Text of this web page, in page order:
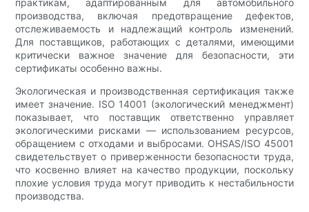
практикам, адаптированным для автомобильного
производства, включая предотвращение дефектов,
отслеживаемость и надлежащий контроль изменений.
Для поставщиков, работающих с деталями, имеющими
критически важное значение для безопасности, эти
сертификаты особенно важны.
Экологическая и производственная сертификация также
имеет значение. ISO 14001 (экологический менеджмент)
показывает, что поставщик ответственно управляет
экологическими рисками — использованием ресурсов,
обращением с отходами и выбросами. OHSAS/ISO 45001
свидетельствует о приверженности безопасности труда,
что косвенно влияет на качество продукции, поскольку
плохие условия труда могут приводить к нестабильности
производства.